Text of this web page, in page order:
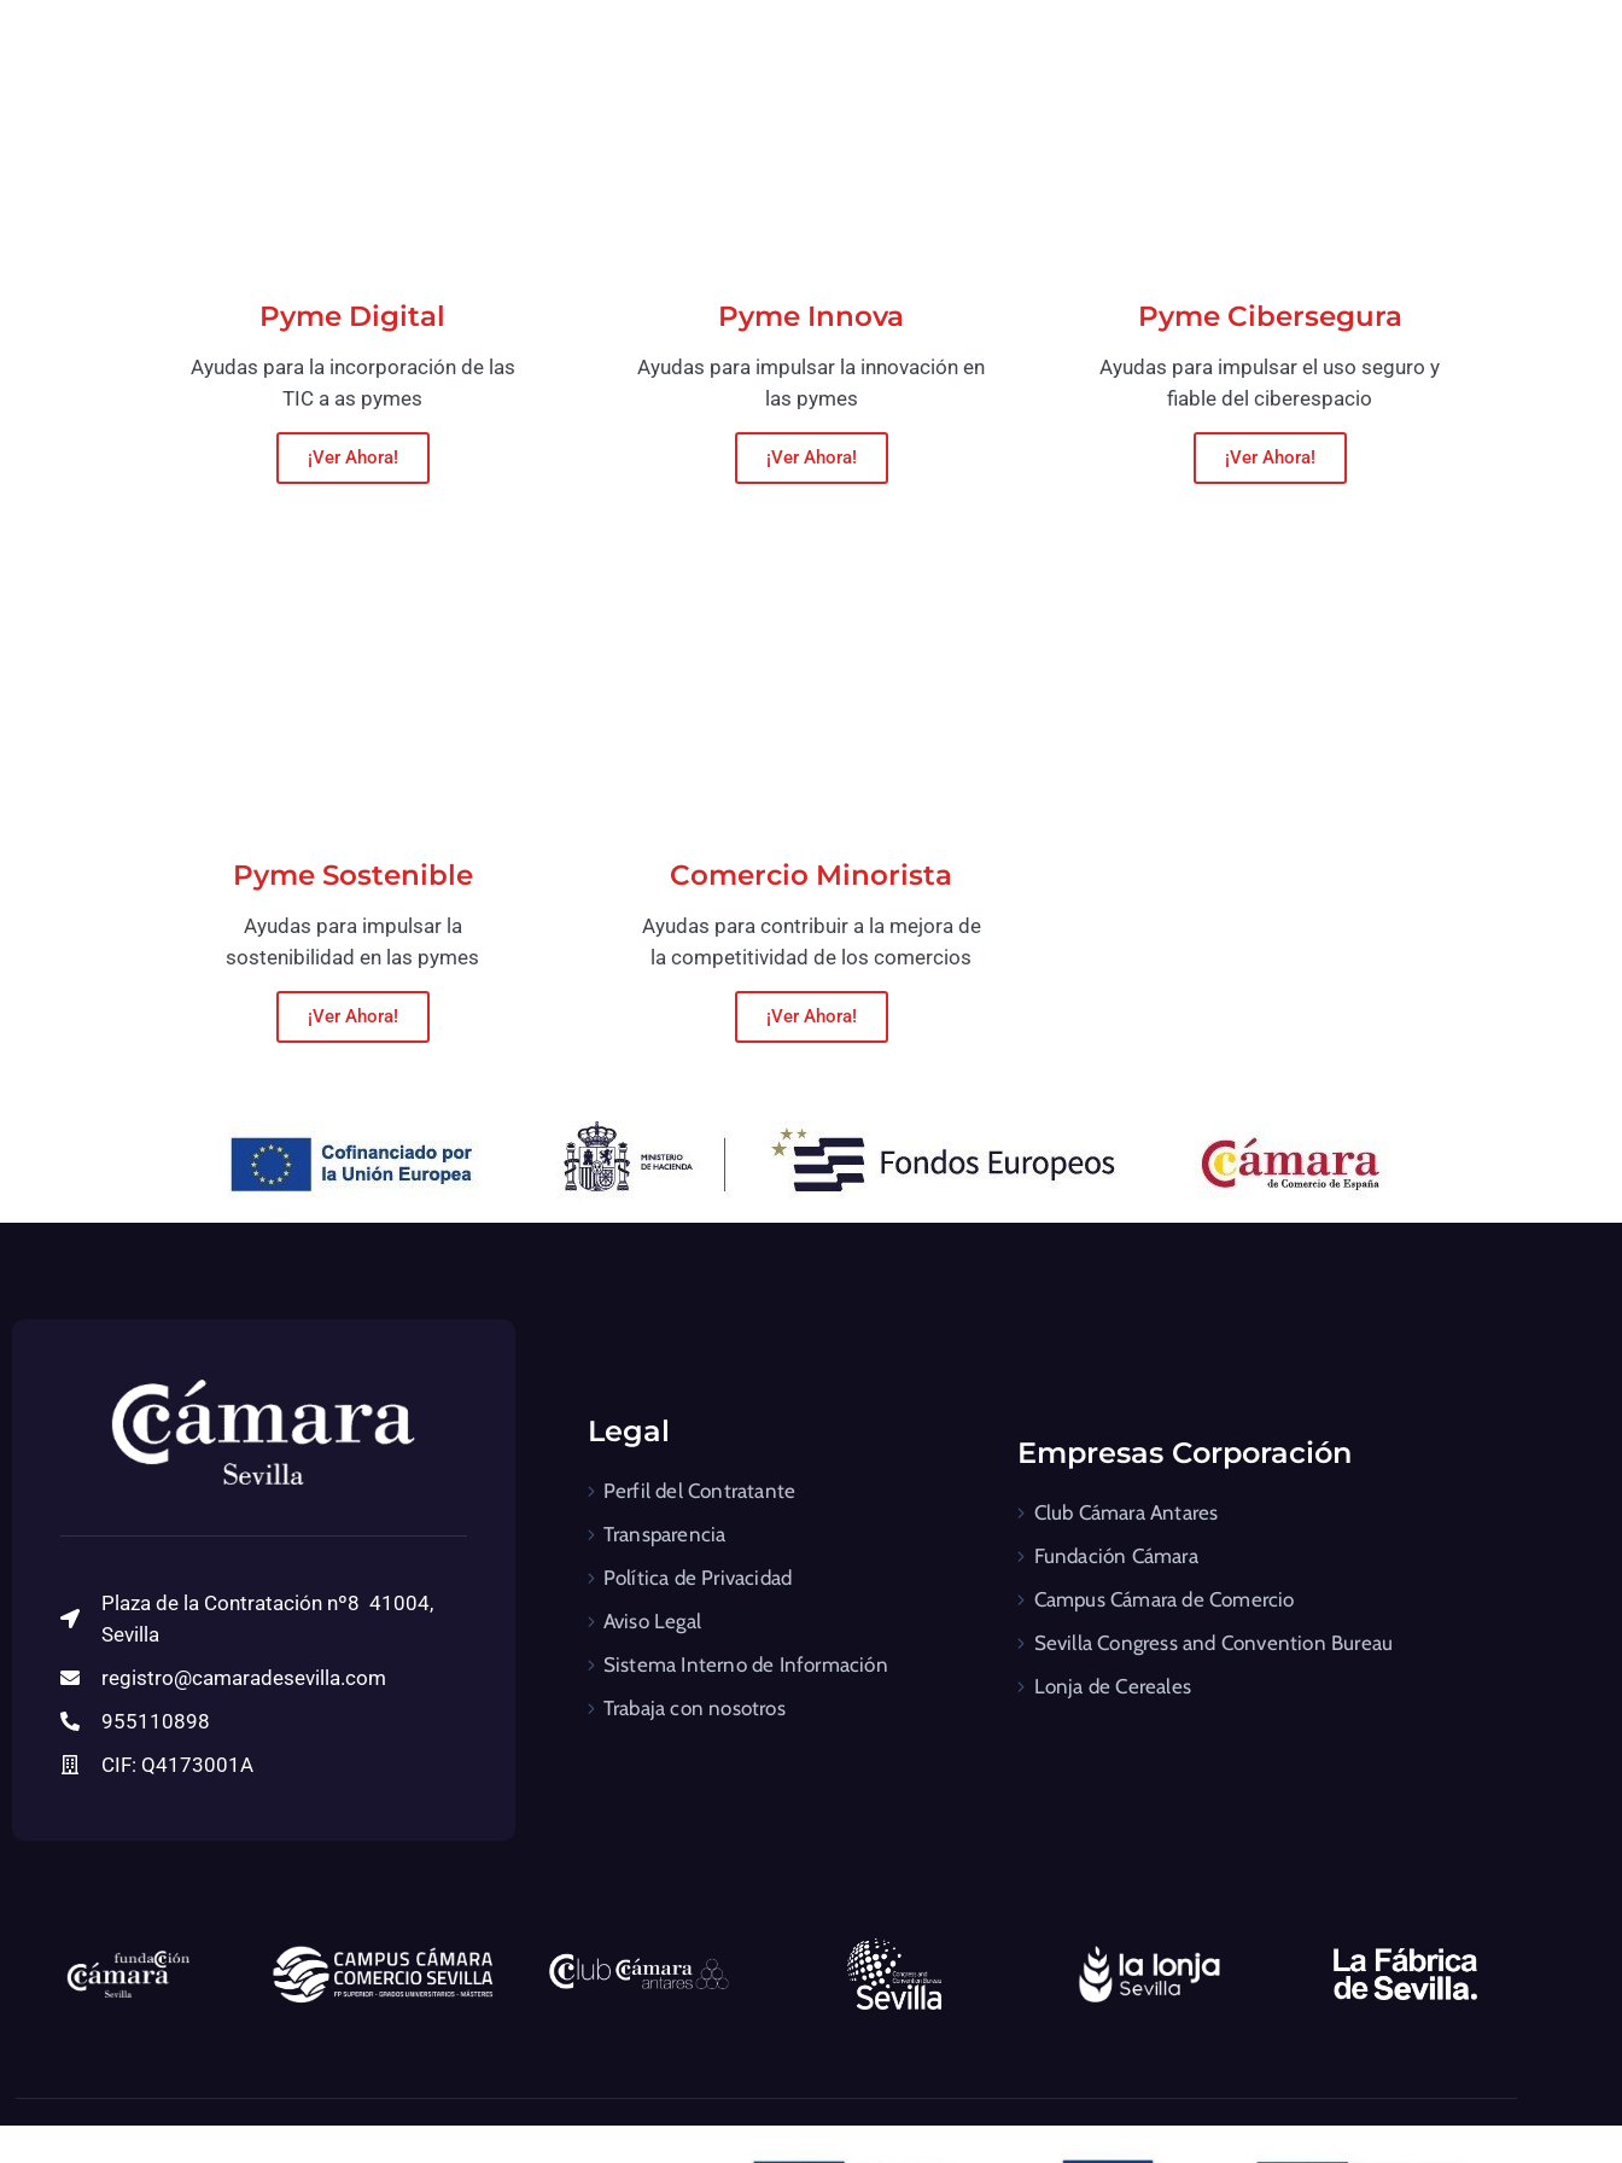
Pyme Digital
Ayudas para la incorporación de las
TIC a as pymes
¡Ver Ahora!
Pyme Innova
Ayudas para impulsar la innovación en
las pymes
¡Ver Ahora!
Pyme Cibersegura
Ayudas para impulsar el uso seguro y
fiable del ciberespacio
¡Ver Ahora!
Pyme Sostenible
Ayudas para impulsar la
sostenibilidad en las pymes
¡Ver Ahora!
Comercio Minorista
Ayudas para contribuir a la mejora de
la competitividad de los comercios
¡Ver Ahora!
Plaza de la Contratación nº8 41004,
Sevilla
registro@camaradesevilla.com
955110898
CIF: Q4173001A
Legal
Perfil del Contratante
Transparencia
Política de Privacidad
Aviso Legal
Sistema Interno de Información
Trabaja con nosotros
Empresas Corporación
Club Cámara Antares
Fundación Cámara
Campus Cámara de Comercio
Sevilla Congress and Convention Bureau
Lonja de Cereales